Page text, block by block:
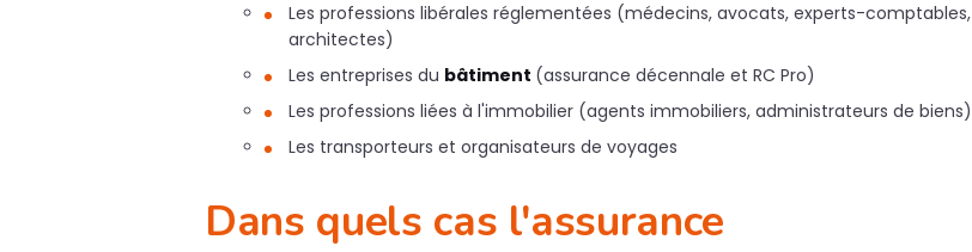
Les professions libérales réglementées (médecins, avocats, experts-comptables,
architectes)
Les entreprises du bâtiment (assurance décennale et RC Pro)
Les professions liées à l'immobilier (agents immobiliers, administrateurs de biens)
Les transporteurs et organisateurs de voyages
Dans quels cas l'assurance